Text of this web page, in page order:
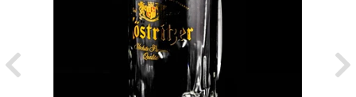
Previous